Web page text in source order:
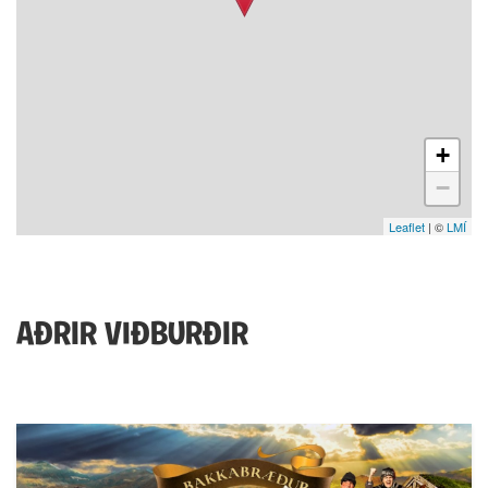
+
−
Leaflet | ©LMÍ
AÐRIR VIÐBURÐIR